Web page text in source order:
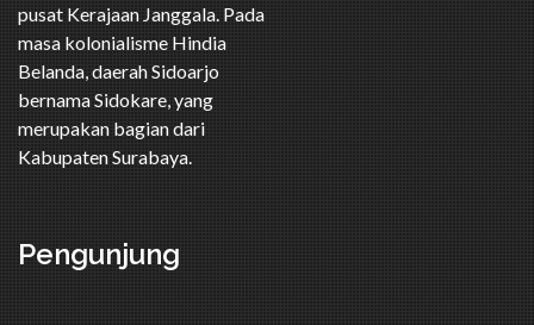
pusat Kerajaan Janggala. Pada
masa kolonialisme Hindia
Belanda, daerah Sidoarjo
bernama Sidokare, yang
merupakan bagian dari
Kabupaten Surabaya.
Pengunjung